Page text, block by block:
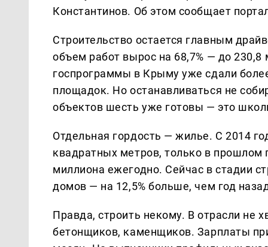
Константинов. Об этом сообщает
Строительство остается главным
объем работ вырос на 68,7% — до
госпрограммы в Крыму уже сдали
площадок. Но останавливаться не
объектов шесть уже готовы — это
Отдельная гордость — жилье. С 2014
квадратных метров, только в прошлом
миллиона ежегодно. Сейчас в стадии
домов — на 12,5% больше, чем год
Правда, строить некому. В отрасли не
бетонщиков, каменщиков. Зарплаты